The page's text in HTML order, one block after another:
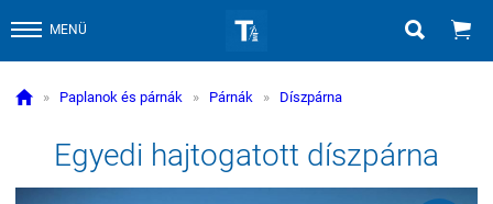
MENÜ  
 » Paplanok és párnák » Párnák » Díszpárna
Egyedi hajtogatott díszpárna